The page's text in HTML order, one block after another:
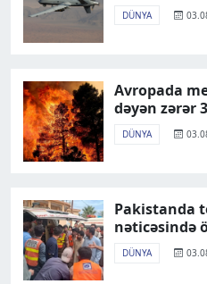
DÜNYA
Avropada
dəyən zərər
DÜNYA
Pakistanda
nəticəsində
DÜNYA